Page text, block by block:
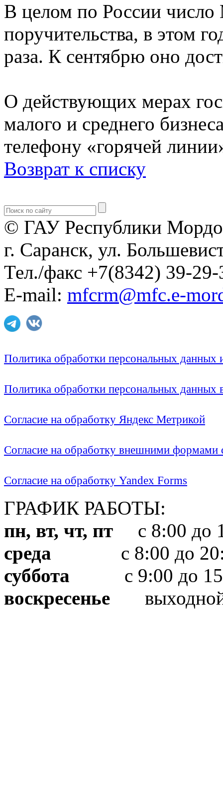
В целом по России
поручительства, в этом
раза. К сентябрю оно
О действующих мерах
малого и среднего
телефону «горячей
Возврат к списку
© ГАУ Республики
г. Саранск, ул.
Тел./факс +7(8342) 39-29-
E-mail: mfcrm@mfc.e-
Политика обработки персональных
Политика обработки персональных
Согласие на обработку Яндекс Метрикой
Согласие на обработку внешними формами
Согласие на обработку Yandex Forms
ГРАФИК РАБОТЫ:
пн, вт, чт, пт с 8:00 до
среда с 8:00 до
суббота с 9:00 до
воскресенье